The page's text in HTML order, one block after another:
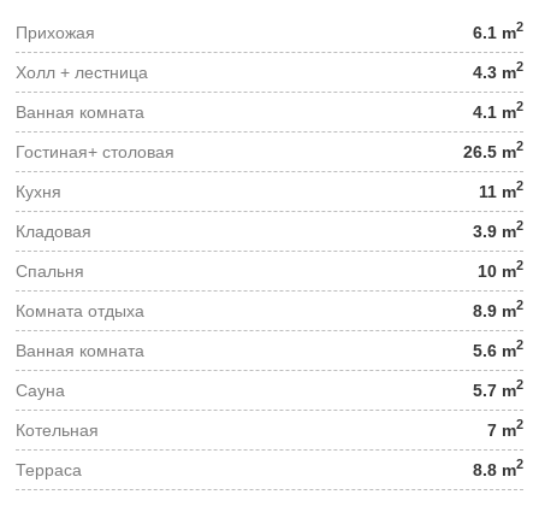
Прихожая 6.1 m2
Холл + лестница 4.3 m2
Ванная комната 4.1 m2
Гостиная+ столовая 26.5 m2
Кухня 11 m2
Кладовая 3.9 m2
Спальня 10 m2
Комната отдыха 8.9 m2
Ванная комната 5.6 m2
Сауна 5.7 m2
Котельная 7 m2
Терраса 8.8 m2